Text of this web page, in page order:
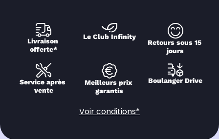
Livraison
offerte*
Le Club Infinity
Retours sous 15
jours
Service après
vente
Meilleurs prix
garantis
Boulanger Drive
Voir conditions*